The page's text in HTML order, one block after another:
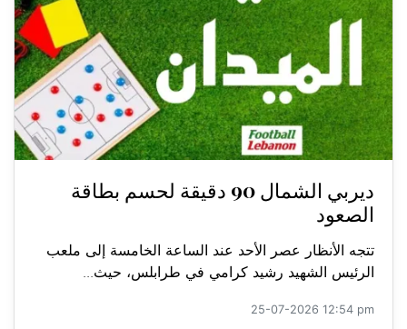
ديربي الشمال 90 دقيقة لحسم بطاقة
الصعود
تتجه الأنظار عصر الأحد عند الساعة الخامسة إلى ملعب
الرئيس الشهيد رشيد كرامي في طرابلس، حيث...
25-07-2026 12:54 pm